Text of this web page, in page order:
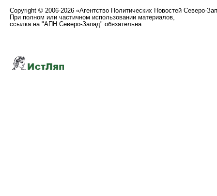
Copyright © 2006-2026 «Агентство Политических Новостей Северо-
При полном или частичном использовании материалов,
ссылка на "АПН Северо-Запад" обязательна